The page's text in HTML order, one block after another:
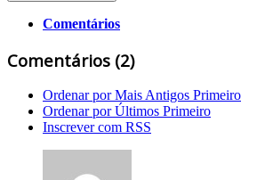
Comentários
Comentários (2)
Ordenar por Mais Antigos Primeiro
Ordenar por Últimos Primeiro
Inscrever com RSS